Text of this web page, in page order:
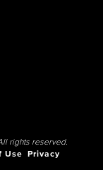
rights reserved.
Use
Privacy